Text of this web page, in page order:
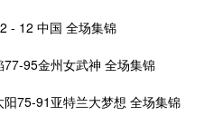
- 12 中国 全场集锦
95金州女武神 全场集锦
75-91亚特兰大梦想 全场集锦